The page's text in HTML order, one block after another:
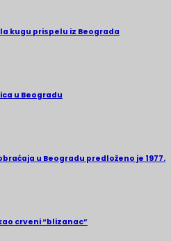
kugu prispelu iz Beograda
u Beogradu
u Beogradu predloženo je 1977.
crveni “blizanac”